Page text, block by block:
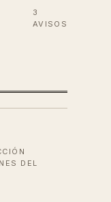
3
AVISOS
DEL